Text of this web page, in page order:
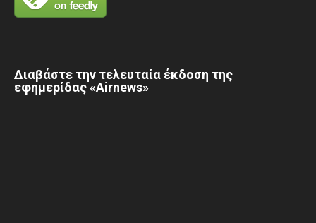
Διαβάστε την τελευταία έκδοση της
εφημερίδας «Airnews»